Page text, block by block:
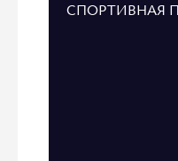
СПОРТИВНАЯ